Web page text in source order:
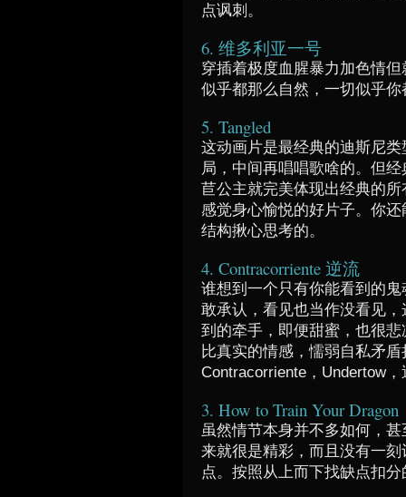
点讽刺。
6. 维多利亚一号
穿插着极度血腥暴力加色情
似乎都那么自然，一切似乎
5. Tangled
这动画片是最经典的迪斯尼
局，中间再唱唱歌啥的。但
苣公主就完美体现出经典的
感觉身心愉悦的好片子。你
结构揪心思考的。
4. Contracorriente 逆流
谁想到一个只有你能看到的
敢承认，看见也当作没看见
到的牵手，即便甜蜜，也很
比真实的情感，懦弱自私矛
Contracorriente，Undertow，
3. How to Train Your Dragon
虽然情节本身并不多如何，
来就很是精彩，而且没有一
点。按照从上而下找缺点扣